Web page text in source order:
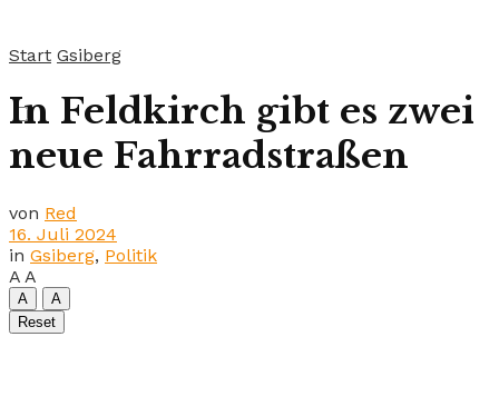
Start Gsiberg
In Feldkirch gibt es zwei
neue Fahrradstraßen
von Red
16. Juli 2024
in Gsiberg, Politik
A A
A
A
Reset